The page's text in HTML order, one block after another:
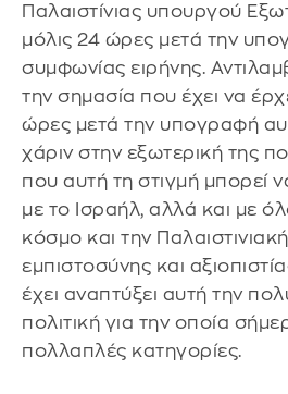
Παλαιστίνιας υπουργού
μόλις 24 ώρες μετά την
συμφωνίας ειρήνης.
την σημασία που έχει να
ώρες μετά την υπογραφή
χάριν στην εξωτερική της
που αυτή τη στιγμή μπορεί
με το Ισραήλ, αλλά και με
κόσμο και την
εμπιστοσύνης και
έχει αναπτύξει αυτή την
πολιτική για την οποία
πολλαπλές κατηγορίες.